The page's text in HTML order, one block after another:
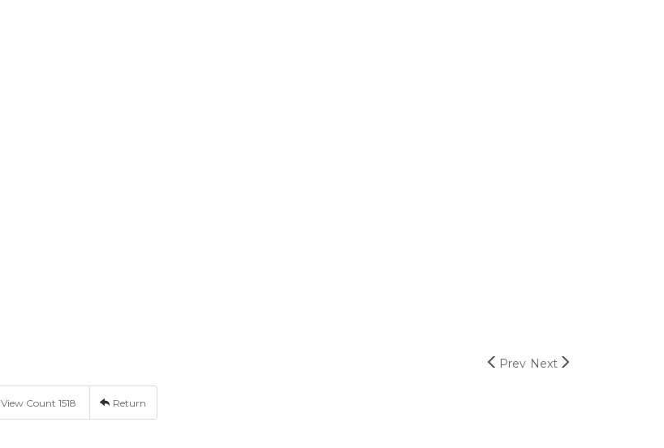
Prev Next
View Count 1518 Return